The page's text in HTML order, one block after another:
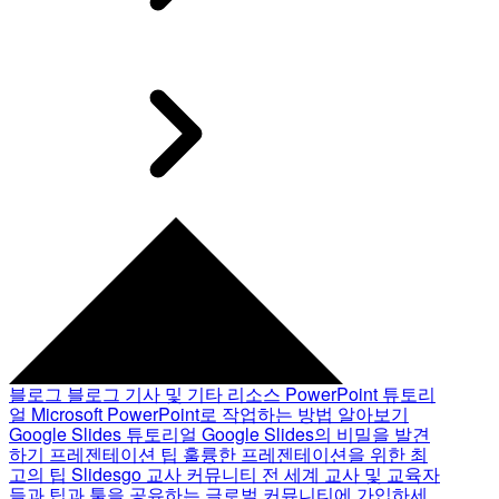
블로그 블로그 기사 및 기타 리소스 PowerPoint 튜토리
얼 Microsoft PowerPoint로 작업하는 방법 알아보기
Google Slides 튜토리얼 Google Slides의 비밀을 발견
하기 프레젠테이션 팁 훌륭한 프레젠테이션을 위한 최
고의 팁 Slidesgo 교사 커뮤니티 전 세계 교사 및 교육자